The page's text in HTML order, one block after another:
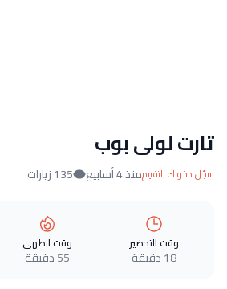
تارت لولى بوب
سجّل دخولك للتقييممنذ 4 أسابيع 135 زيارات
وقت التحضير
18 دقيقة
وقت الطهي
55 دقيقة